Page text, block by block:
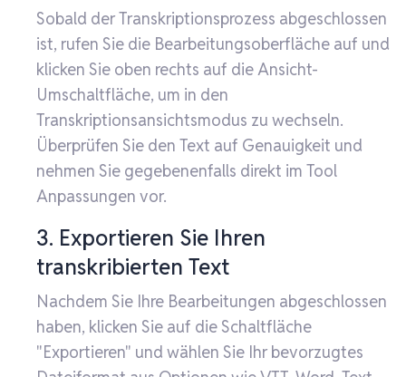
Sobald der Transkriptionsprozess abgeschlossen
ist, rufen Sie die Bearbeitungsoberfläche auf und
klicken Sie oben rechts auf die Ansicht-
Umschaltfläche, um in den
Transkriptionsansichtsmodus zu wechseln.
Überprüfen Sie den Text auf Genauigkeit und
nehmen Sie gegebenenfalls direkt im Tool
Anpassungen vor.
3. Exportieren Sie Ihren
transkribierten Text
Nachdem Sie Ihre Bearbeitungen abgeschlossen
haben, klicken Sie auf die Schaltfläche
"Exportieren" und wählen Sie Ihr bevorzugtes